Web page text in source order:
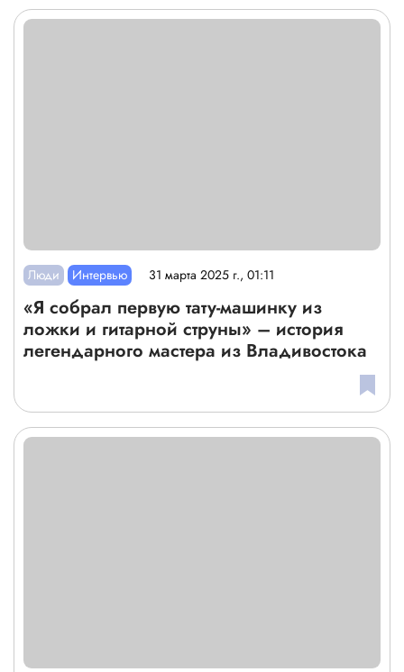
Люди Интервью 31 марта 2025 г., 01:11
«Я собрал первую тату-машинку из
ложки и гитарной струны» – история
легендарного мастера из Владивостока